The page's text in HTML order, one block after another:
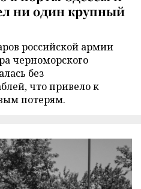
ни один крупный
российской армии
черноморского
без
что привело к
потерям.